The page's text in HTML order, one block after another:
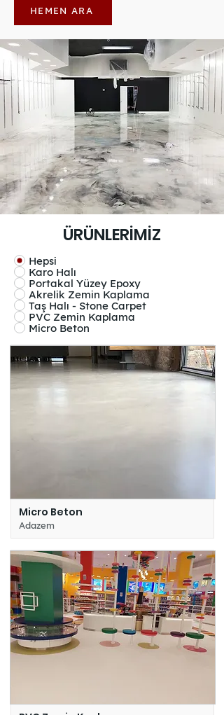
HEMEN ARA
ÜRÜNLERİMİZ
Hepsi
Karo Halı
Portakal Yüzey Epoxy
Akrelik Zemin Kaplama
Taş Halı - Stone Carpet
PVC Zemin Kaplama
Micro Beton
Micro Beton
Adazem